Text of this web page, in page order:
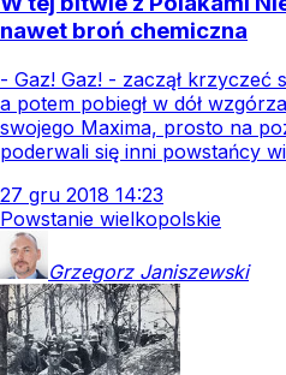
nawet broń chemiczna
- Gaz! Gaz! - zaczął krzyczeć
a potem pobiegł w dół
swojego Maxima, prosto na
poderwali się inni powstańcy
27 gru 2018 14:23
Powstanie wielkopolskie
Grzegorz Janiszewski